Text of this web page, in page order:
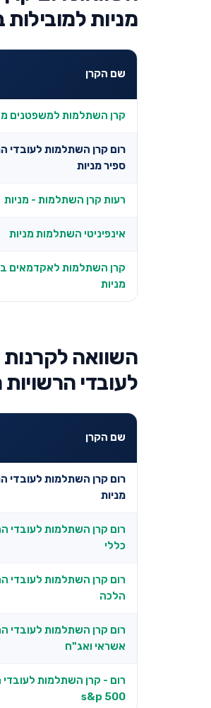
מניות
שם הקרן
קרן השתלמות למשפטנים
רום קרן השתלמות לעובדי
ספיר מניות
רעות קרן השתלמות - מניות
אינפיניטי השתלמות מניות
קרן השתלמות לאקדמאים
מניות
השוואה
לעובדי
שם הקרן
רום קרן השתלמות לעובדי
מניות
רום קרן השתלמות לעובדי
כללי
רום קרן השתלמות לעובדי
הלכה
רום קרן השתלמות לעובדי
אשראי ואג"ח
רום - קרן השתלמות לעובדי
s&p 500